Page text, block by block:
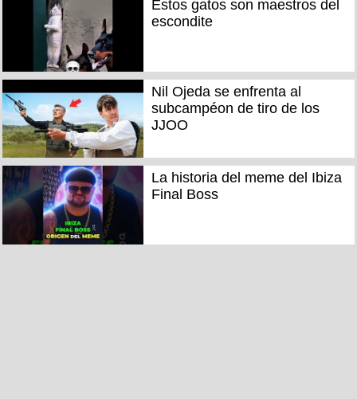
Estos gatos son maestros del
escondite
Nil Ojeda se enfrenta al
subcampéon de tiro de los
JJOO
La historia del meme del Ibiza
Final Boss